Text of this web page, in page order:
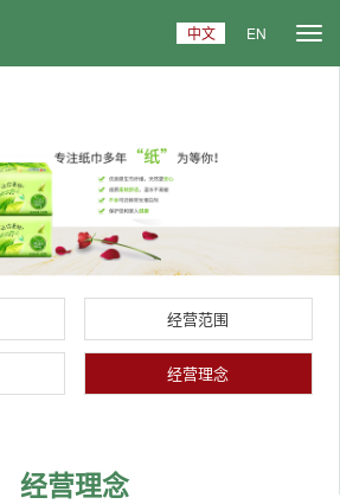
中文 EN
经营范围
经营理念
经营理念